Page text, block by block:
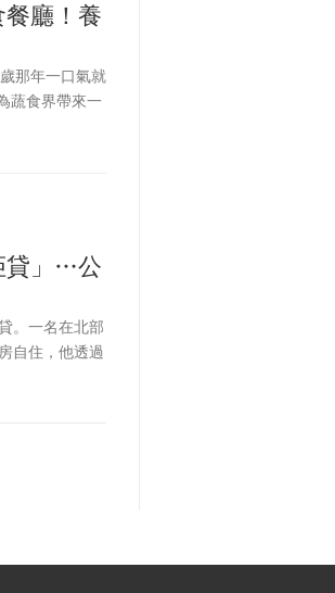
廳！養
那年一口氣就
蔬食界帶來一
要受歡迎，一
蔬食店已成為
食」，去年9
億。
貸」…公
。一名在北部
自住，他透過
屋貸款，不
套房。人事總
傳效果，若承